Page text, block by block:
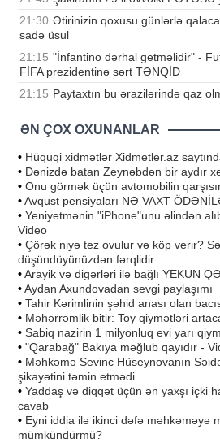
21:30 Ətirinizin qoxusu günlərlə
sadə üsul
21:15 "İnfantino dərhal getməlidir" -
FİFA prezidentinə sərt TƏNQİD
21:15 Paytaxtın bu ərazilərində qaz
ƏN ÇOX OXUNANLAR
• Hüquqi xidmətlər Xidmetler.az
• Dənizdə batan Zeynəbdən bir aydır
• Onu görmək üçün avtomobilin
•Avqust pensiyaları NƏ VAXT
• Yeniyetmənin "iPhone"unu əlindən
Video
• Çörək niyə tez ovulur və köp verir?
düşündüyünüzdən fərqlidir
•Arayik və digərləri ilə bağlı YEKUN
•Aydan Axundovadan sevgi paylaşımı
• Tahir Kərimlinin şəhid anası olan
• Məhərrəmlik bitir: Toy qiymətləri
• Sabiq nazirin 1 milyonluq evi yarı
• "Qarabağ" Bakıya məğlub qayıdır -
• Məhkəmə Sevinc Hüseynovanın
şikayətini təmin etmədi
• Yaddaş və diqqət üçün ən yaxşı içki
cavab
• Eyni iddia ilə ikinci dəfə məhkəməyə
mümkündürmü?